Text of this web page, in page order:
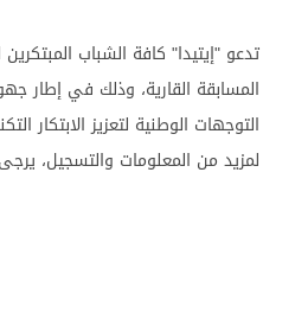
تدعو "إيتيدا" كافة الشباب
المسابقة القارية، وذلك في إطار
التوجهات الوطنية لتعزيز الابتكار
لمزيد من المعلومات والتسجيل،